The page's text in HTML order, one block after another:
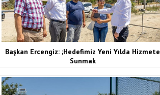
Başkan Ercengiz: ;Hedefimiz Yeni Yılda Hizmete
Sunmak